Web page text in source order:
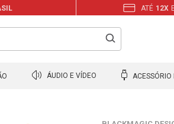
ATÉ 12X
ÁUDIO E VÍDEO ACESSÓRIO